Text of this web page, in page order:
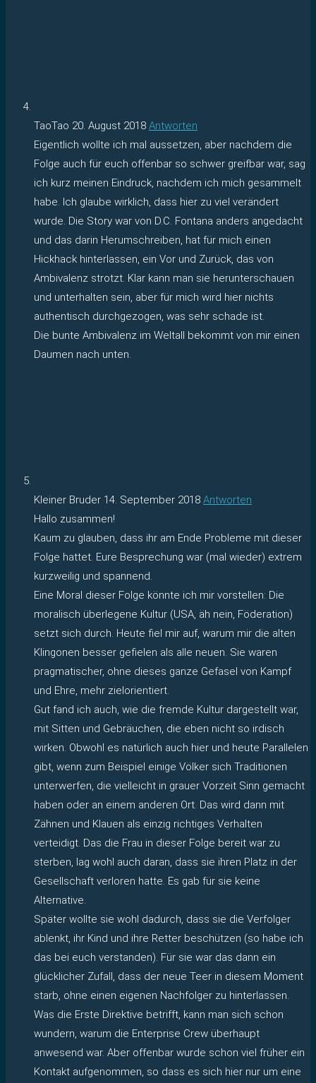
TaoTao 20. August 2018 Antworten
Eigentlich wollte ich mal aussetzen, aber nachdem die
Folge auch für euch offenbar so schwer greifbar war, sag
ich kurz meinen Eindruck, nachdem ich mich gesammelt
habe. Ich glaube wirklich, dass hier zu viel verändert
wurde. Die Story war von D.C. Fontana anders angedacht
und das darin Herumschreiben, hat für mich einen
Hickhack hinterlassen, ein Vor und Zurück, das von
Ambivalenz strotzt. Klar kann man sie herunterschauen
und unterhalten sein, aber für mich wird hier nichts
authentisch durchgezogen, was sehr schade ist.
Die bunte Ambivalenz im Weltall bekommt von mir einen
Daumen nach unten.
Kleiner Bruder 14. September 2018 Antworten
Hallo zusammen!
Kaum zu glauben, dass ihr am Ende Probleme mit dieser
Folge hattet. Eure Besprechung war (mal wieder) extrem
kurzweilig und spannend.
Eine Moral dieser Folge könnte ich mir vorstellen: Die
moralisch überlegene Kultur (USA, äh nein, Föderation)
setzt sich durch. Heute fiel mir auf, warum mir die alten
Klingonen besser gefielen als alle neuen. Sie waren
pragmatischer, ohne dieses ganze Gefasel von Kampf
und Ehre, mehr zielorientiert.
Gut fand ich auch, wie die fremde Kultur dargestellt war,
mit Sitten und Gebräuchen, die eben nicht so irdisch
wirken. Obwohl es natürlich auch hier und heute Parallelen
gibt, wenn zum Beispiel einige Völker sich Traditionen
unterwerfen, die vielleicht in grauer Vorzeit Sinn gemacht
haben oder an einem anderen Ort. Das wird dann mit
Zähnen und Klauen als einzig richtiges Verhalten
verteidigt. Das die Frau in dieser Folge bereit war zu
sterben, lag wohl auch daran, dass sie ihren Platz in der
Gesellschaft verloren hatte. Es gab für sie keine
Alternative.
Später wollte sie wohl dadurch, dass sie die Verfolger
ablenkt, ihr Kind und ihre Retter beschützen (so habe ich
das bei euch verstanden). Für sie war das dann ein
glücklicher Zufall, dass der neue Teer in diesem Moment
starb, ohne einen eigenen Nachfolger zu hinterlassen.
Was die Erste Direktive betrifft, kann man sich schon
wundern, warum die Enterprise Crew überhaupt
anwesend war. Aber offenbar wurde schon viel früher ein
Kontakt aufgenommen, so dass es sich hier nur um eine